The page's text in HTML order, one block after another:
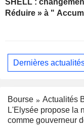
SHELL : changement d'opinion, de "
Réduire » à "
Dernières
Bourse
Actualités
L'Elysée propose la
comme gouverneur